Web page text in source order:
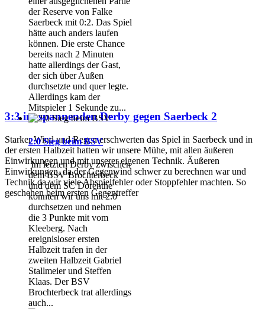
3:3 im spannenden Derby gegen Saerbeck 2
Starker Wind und Regen erschwerten das Spiel in Saerbeck und in
der ersten Halbzeit hatten wir unsere Mühe, mit allen äußeren
Einwirkungen und mit unserer eigenen Technik. Äußeren
Einwirkungen, da der Gegenwind schwer zu berechnen war und
Technik da wir viele Abspielfehler oder Stoppfehler machten. So
geschehen beim ersten Gegentreffer
der Reserve von Falke
Saerbeck mit 0:2. Das Spiel
hätte auch anders laufen
können. Die erste Chance
bereits nach 2 Minuten
hatte allerdings der Gast,
der sich über Außen
durchsetzte und quer legte.
Allerdings kam der
Mitspieler 1 Sekunde zu...
2:0 Sieg beim BSV
Im letzten Derby zwischen
dem BSV Brochterbeck
und dem SC Dörenthe
konnten wir uns mit 2:0
durchsetzen und nehmen
die 3 Punkte mit vom
Kleeberg. Nach
ereignisloser ersten
Halbzeit trafen in der
zweiten Halbzeit Gabriel
Stallmeier und Steffen
Klaas. Der BSV
Brochterbeck trat allerdings
auch...